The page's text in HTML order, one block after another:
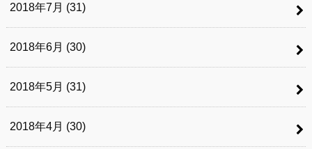
2018年7月 (31)
2018年6月 (30)
2018年5月 (31)
2018年4月 (30)